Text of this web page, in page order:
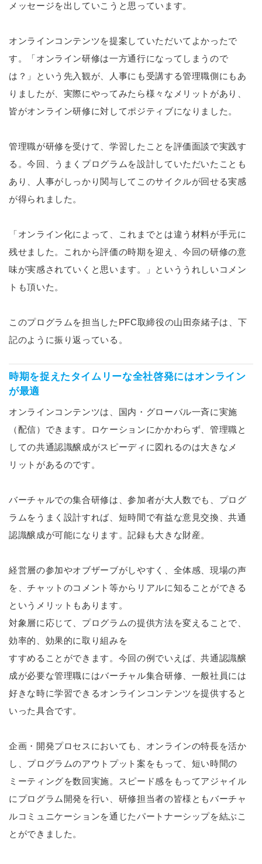
メッセージを出していこうと思っています。
オンラインコンテンツを提案していただいてよかったで
す。「オンライン研修は一方通行になってしまうので
は？」という先入観が、人事にも受講する管理職側にもあ
りましたが、実際にやってみたら様々なメリットがあり、
皆がオンライン研修に対してポジティブになりました。
管理職が研修を受けて、学習したことを評価面談で実践す
る。今回、うまくプログラムを設計していただいたことも
あり、人事がしっかり関与してこのサイクルが回せる実感
が得られました。
「オンライン化によって、これまでとは違う材料が手元に
残せました。これから評価の時期を迎え、今回の研修の意
味が実感されていくと思います。」といううれしいコメン
トも頂いた。
このプログラムを担当したPFC取締役の山田奈緒子は、下
記のように振り返っている。
時期を捉えたタイムリーな全社啓発にはオンライン
が最適
オンラインコンテンツは、国内・グローバル一斉に実施
（配信）できます。ロケーションにかかわらず、管理職と
しての共通認識醸成がスピーディに図れるのは大きなメ
リットがあるのです。
バーチャルでの集合研修は、参加者が大人数でも、プログ
ラムをうまく設計すれば、短時間で有益な意見交換、共通
認識醸成が可能になります。記録も大きな財産。
経営層の参加やオブザーブがしやすく、全体感、現場の声
を、チャットのコメント等からリアルに知ることができる
というメリットもあります。
対象層に応じて、プログラムの提供方法を変えることで、
効率的、効果的に取り組みを
すすめることができます。今回の例でいえば、共通認識醸
成が必要な管理職にはバーチャル集合研修、一般社員には
好きな時に学習できるオンラインコンテンツを提供すると
いった具合です。
企画・開発プロセスにおいても、オンラインの特長を活か
し、プログラムのアウトプット案をもって、短い時間の
ミーティングを数回実施。スピード感をもってアジャイル
にプログラム開発を行い、研修担当者の皆様ともバーチャ
ルコミュニケーションを通じたパートナーシップを結ぶこ
とができました。